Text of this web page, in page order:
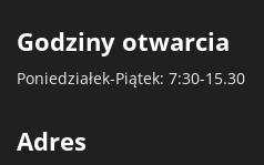
Godziny otwarcia
Poniedziałek-Piątek: 7:30-15.30
Adres